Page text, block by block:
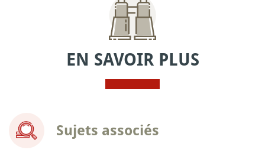
EN SAVOIR PLUS
Sujets associés